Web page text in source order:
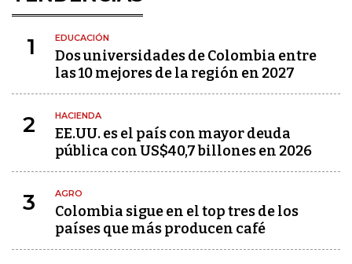
1 EDUCACIÓN
Dos universidades de Colombia entre
las 10 mejores de la región en 2027
2 HACIENDA
EE.UU. es el país con mayor deuda
pública con US$40,7 billones en 2026
3 AGRO
Colombia sigue en el top tres de los
países que más producen café